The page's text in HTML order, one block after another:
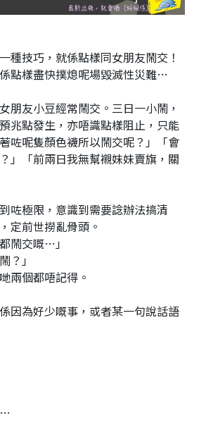
種技巧，就係點樣同女朋友鬧交！
點樣盡快撲熄呢場毀滅性災難…
朋友小豆經常鬧交。三日一小鬧，
兆點發生，亦唔識點樣阻止，只能
咗呢隻顏色襪所以鬧交呢？」「會
」「前兩日我無幫襯妹妹賣旗，關
咗極限，意識到需要諗辦法搞清
定前世撈亂骨頭。
鬧交嘅…」
？」
兩個都唔記得。
因為好少嘅事，或者某一句說話語